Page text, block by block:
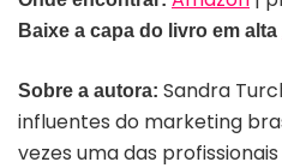
Baixe a capa do livro em alta
Sobre a autora: Sandra
influentes do marketing
vezes uma das